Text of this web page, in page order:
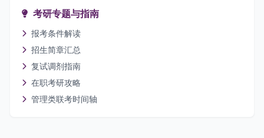
考研专题与指南
报考条件解读
招生简章汇总
复试调剂指南
在职考研攻略
管理类联考时间轴